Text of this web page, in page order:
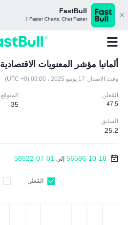
FastBull
Faster Charts, Chat Faster！
ألمانيا مؤشر المعنويات الاقتصادية ZEW (يونيو)
وقت الاصدار: 17 يونيو 2025 ، 09:00 (UTC +0)
المُعلن
47.5
المتوقع
35
السابق
25.2
56586-10-18 إلى 58522-07-01
المُعلن